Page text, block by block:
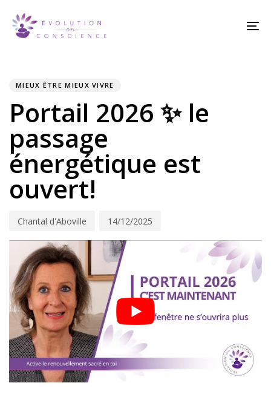
links to
content
MIEUX ÊTRE MIEUX VIVRE
Portail 2026 ✨ le
passage
énergétique est
ouvert!
Chantal d'Aboville 14/12/2025